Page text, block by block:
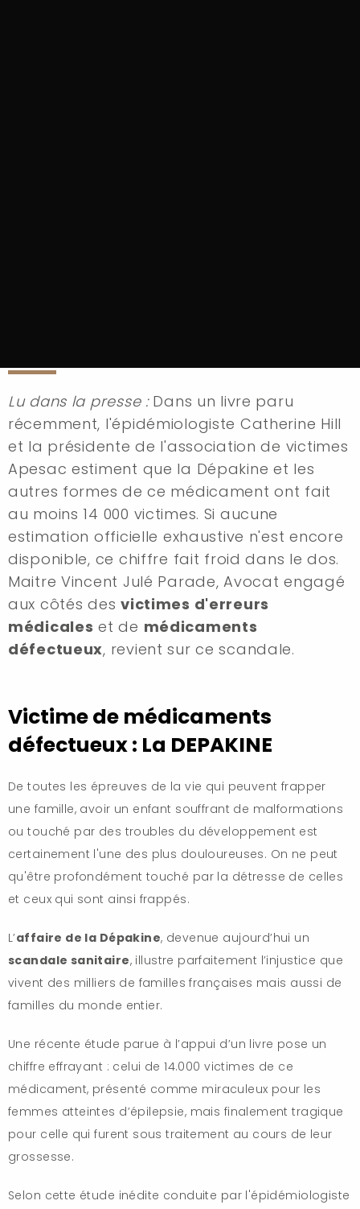
Lu dans la presse :Dans un livre paru
récemment, l'épidémiologiste Catherine Hill
et la présidente de l'association de victimes
Apesac estiment que la Dépakine et les
autres formes de ce médicament ont fait
au moins 14 000 victimes. Si aucune
estimation officielle exhaustive n'est encore
disponible, ce chiffre fait froid dans le dos.
Maitre Vincent Julé Parade, Avocat engagé
aux côtés desvictimes d'erreurs
médicales et de médicaments
défectueux, revient sur ce scandale.
Victime de médicaments
défectueux : La DEPAKINE
De toutes les épreuves de la vie qui peuvent frapper
une famille, avoir un enfant souffrant de malformations
ou touché par des troubles du développement est
certainement l'une des plus douloureuses. On ne peut
qu'être profondément touché par la détresse de celles
et ceux qui sont ainsi frappés.
L’affaire de la Dépakine, devenue aujourd’hui un
scandale sanitaire, illustre parfaitement l’injustice que
vivent des milliers de familles françaises mais aussi de
familles du monde entier.
Une récente étude parue à l’appui d’un livre pose un
chiffre effrayant : celui de 14.000 victimes de ce
médicament, présenté comme miraculeux pour les
femmes atteintes d’épilepsie, mais finalement tragique
pour celle qui furent sous traitement au cours de leur
grossesse.
Selon cette étude inédite conduite par l'épidémiologiste